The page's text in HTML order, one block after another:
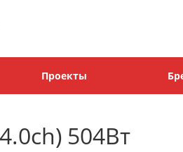
Проекты
504Вт